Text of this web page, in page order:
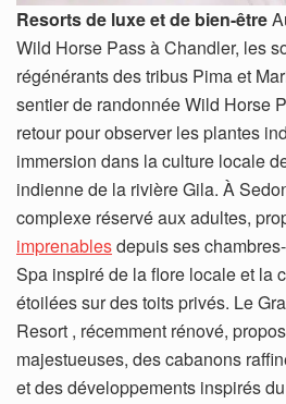
Resorts de luxe et de bien-être
Wild Horse Pass à Chandler, les
régénérants des tribus Pima et
sentier de randonnée Wild Horse
retour pour observer les plantes
immersion dans la culture locale
indienne de la rivière Gila. À
complexe réservé aux adultes,
imprenablesdepuis ses
Spa inspiré de la flore locale et la
étoilées sur des toits privés. Le
Resort , récemment rénové,
majestueuses, des cabanons
et des développements inspirés